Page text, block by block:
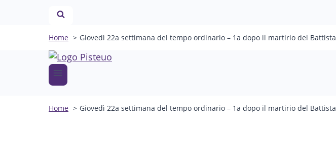
Home Giovedì 22a settimana del tempo ordinario – 1a dopo il martirio del Battista
Home Giovedì 22a settimana del tempo ordinario – 1a dopo il martirio del Battista